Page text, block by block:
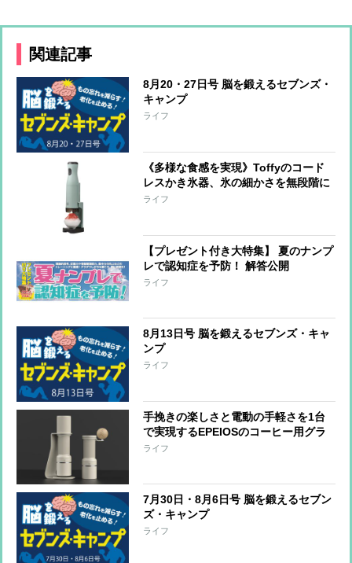
関連記事
8月20・27日号 脳を鍛えるセブンズ・
キャンプ
ライフ
《多様な食感を実現》Toffyのコード
レスかき氷器、氷の細かさを無段階に
調整可能 冷製パスタ、そうめん、サ
ライフ
【プレゼント付き大特集】 夏のナンプ
レで認知症を予防！ 解答公開
ライフ
8月13日号 脳を鍛えるセブンズ・キャ
ンプ
ライフ
手挽きの楽しさと電動の手軽さを1台
で実現するEPEIOSのコーヒー用グラ
インダー『Essence Duo』 世界一の
ライフ
7月30日・8月6日号 脳を鍛えるセブン
ズ・キャンプ
ライフ